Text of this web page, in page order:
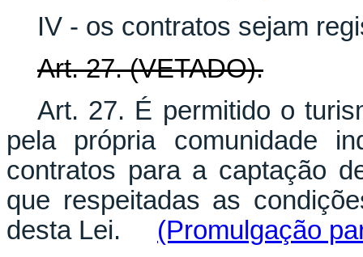
IV - os contratos sejam
Art. 27. (VETADO).
Art. 27. É permitido o
pela própria comunidade
contratos para a captação
que respeitadas as
desta Lei. (Promulgação